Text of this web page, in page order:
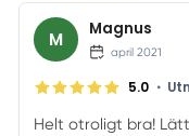
M Magnus
april 2021
5.0 •
Helt otroligt bra!